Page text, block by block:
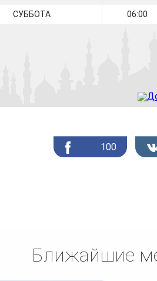
СУББОТА 06:00
100
Ближайшие